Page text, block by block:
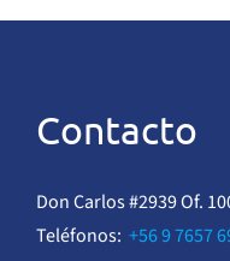
Contacto
Don Carlos #2939 Of.
Teléfonos: +56 9 7657